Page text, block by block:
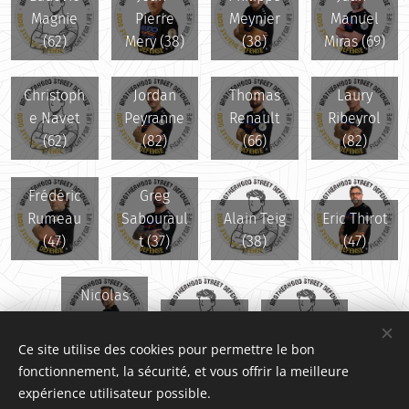
Magnie
(62)
Pierre
Mery (38)
Meynier
(38)
Manuel
Miras (69)
Christoph
e Navet
(62)
Jordan
Peyranne
(82)
Thomas
Renault
(66)
Laury
Ribeyrol
(82)
Frédéric
Rumeau
(47)
Greg
Sabouraul
t (37)
Alain Teig
(38)
Eric Thirot
(47)
Nicolas
(38)
Volant (47)
Ce site utilise des cookies pour permettre le bon
fonctionnement, la sécurité, et vous offrir la meilleure
expérience utilisateur possible.